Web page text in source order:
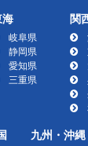
岐阜県
静岡県
愛知県
三重県
関
九州・沖縄